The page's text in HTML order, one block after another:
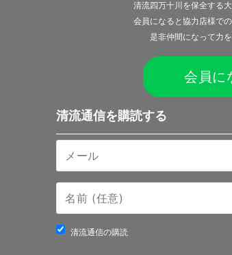
清流四万十川を保全する
会員になると 協力店様で
是非仲間になって力
会員に
清流通信を購読する
清流通信の購読